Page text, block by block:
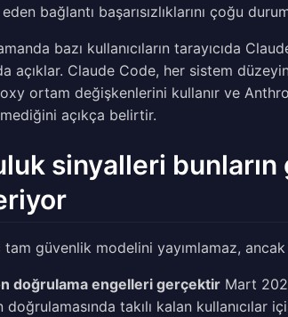
bağlantı başarısızlıklarını çoğu
bazı kullanıcıların tarayıcıda
açıklar. Claude Code, her sistem
ortam değişkenlerini kullanır ve
açıkça belirtir.
sinyalleri
güvenlik modelini yayımlamaz,
doğrulama engelleri gerçektir Mart
doğrulamasında takılı kalan